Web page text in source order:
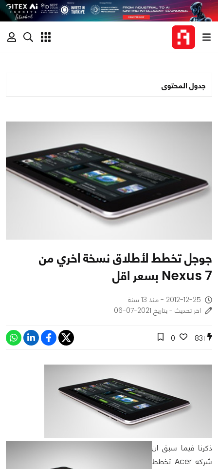
جدول المحتوى
جوجل تخطط لأطلاق نسخة اخري من
Nexus 7 بسعر اقل
2012-12-25 - منذ 13 سنة
اخر تحديث - بتاريخ 2021-07-06
831
0
ذكرنا فيما سبق ان
شركة Acer تخطط